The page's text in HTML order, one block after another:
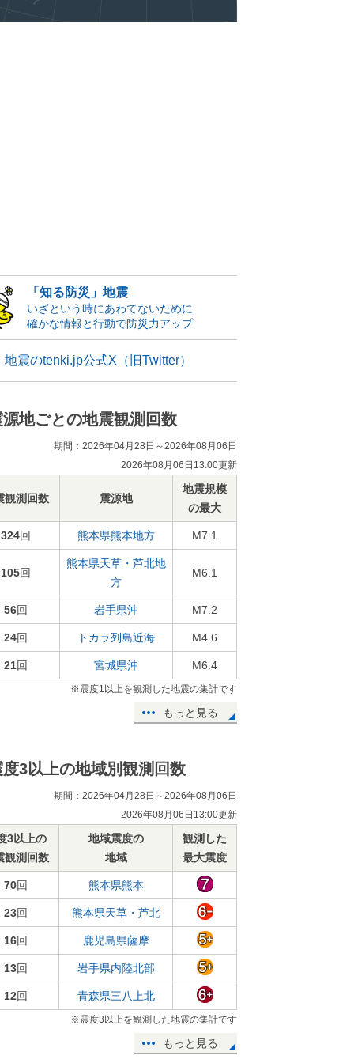
「知る防災」地震
いざという時にあわてないために
確かな情報と行動で防災力アップ
地震のtenki.jp公式X（旧Twitter）
源地ごとの地震観測回数
期間：2026年04月28日～2026年08月06日
2026年08月06日13:00更新
観測回数 震源地
地震規模
の最大
324回 熊本県熊本地方 M7.1
105回
熊本県天草・芦北地
方
M6.1
56回 岩手県沖 M7.2
24回 トカラ列島近海 M4.6
21回 宮城県沖 M6.4
※震度1以上を観測した地震の集計です
もっと見る
度3以上の地域別観測回数
期間：2026年04月28日～2026年08月06日
2026年08月06日13:00更新
3以上の
観測回数
地域震度の
地域
観測した
最大震度
70回 熊本県熊本
23回 熊本県天草・芦北
16回 鹿児島県薩摩
13回 岩手県内陸北部
12回 青森県三八上北
※震度3以上を観測した地震の集計です
もっと見る